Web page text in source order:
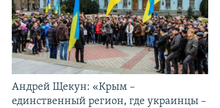
Андрей Щекун: «Крым –
единственный регион, где украинцы –